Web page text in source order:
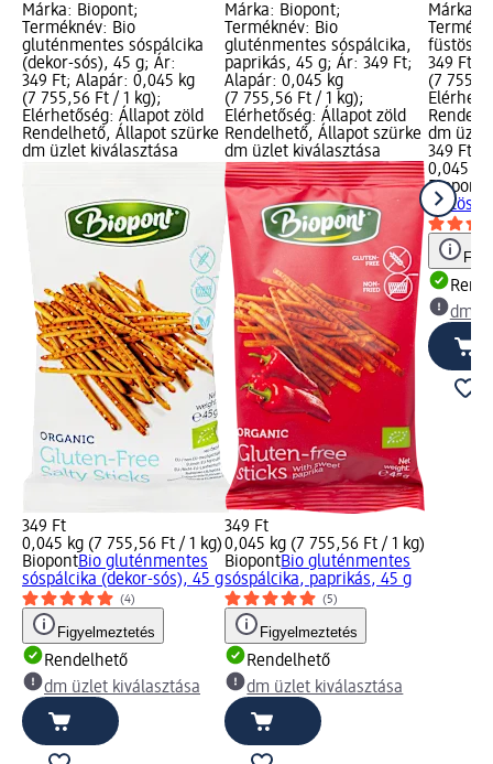
Márka: Biopont;
Terméknév: Bio
gluténmentes sóspálcika
(dekor-sós), 45 g; Ár:
349 Ft; Alapár: 0,045 kg
(7 755,56 Ft / 1 kg);
Elérhetőség: Állapot zöld
Rendelhető, Állapot szürke
dm üzlet kiválasztása
349 Ft
0,045 kg (7 755,56 Ft / 1 kg)
BiopontBio gluténmentes
sóspálcika (dekor-sós), 45 g
(4)
Figyelmeztetés
Rendelhető
dm üzlet kiválasztása
Márka: Biopont;
Terméknév: Bio
gluténmentes sóspálcika,
paprikás, 45 g; Ár: 349 Ft;
Alapár: 0,045 kg
(7 755,56 Ft / 1 kg);
Elérhetőség: Állapot zöld
Rendelhető, Állapot szürke
dm üzlet kiválasztása
349 Ft
0,045 kg (7 755,56 Ft / 1 kg)
BiopontBio gluténmentes
sóspálcika, paprikás, 45 g
(5)
Figyelmeztetés
Rendelhető
dm üzlet kiválasztása
Márka:
füstös
349 Ft;
(7
dm
349 Ft
0,045
Biopont
füstös
dm